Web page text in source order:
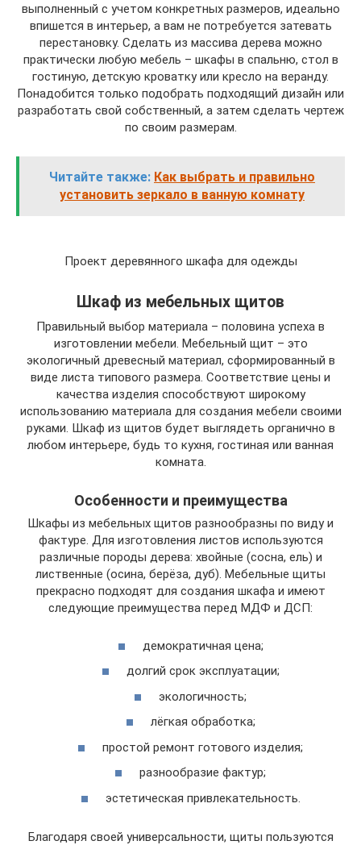
выполненный с учетом конкретных размеров, идеально
впишется в интерьер, а вам не потребуется затевать
перестановку. Сделать из массива дерева можно
практически любую мебель – шкафы в спальню, стол в
гостиную, детскую кроватку или кресло на веранду.
Понадобится только подобрать подходящий дизайн или
разработать свой собственный, а затем сделать чертеж
по своим размерам.
Читайте также: Как выбрать и правильно
установить зеркало в ванную комнату
Проект деревянного шкафа для одежды
Шкаф из мебельных щитов
Правильный выбор материала – половина успеха в
изготовлении мебели. Мебельный щит – это
экологичный древесный материал, сформированный в
виде листа типового размера. Соответствие цены и
качества изделия способствуют широкому
использованию материала для создания мебели своими
руками. Шкаф из щитов будет выглядеть органично в
любом интерьере, будь то кухня, гостиная или ванная
комната.
Особенности и преимущества
Шкафы из мебельных щитов разнообразны по виду и
фактуре. Для изготовления листов используются
различные породы дерева: хвойные (сосна, ель) и
лиственные (осина, берёза, дуб). Мебельные щиты
прекрасно подходят для создания шкафа и имеют
следующие преимущества перед МДФ и ДСП:
демократичная цена;
долгий срок эксплуатации;
экологичность;
лёгкая обработка;
простой ремонт готового изделия;
разнообразие фактур;
эстетическая привлекательность.
Благодаря своей универсальности, щиты пользуются